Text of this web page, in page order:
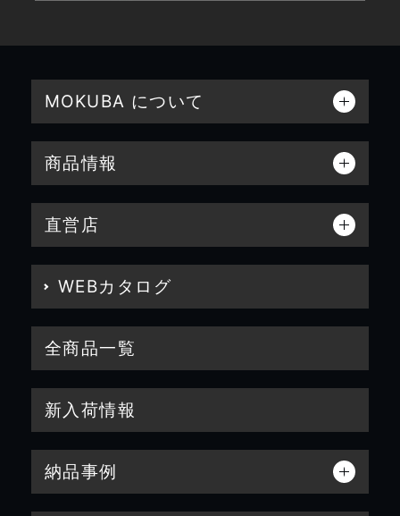
MOKUBA について
商品情報
直営店
WEBカタログ
全商品一覧
新入荷情報
納品事例